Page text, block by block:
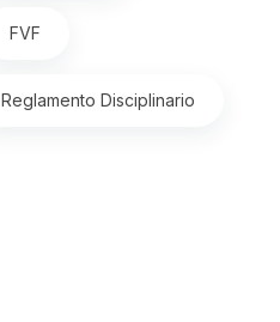
FVF
Reglamento Disciplinario